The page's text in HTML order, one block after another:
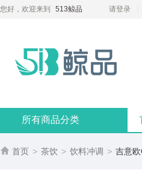
您好，欢迎来到 513鲸品 请登录
所有商品分类
 首页 > 茶饮 > 饮料冲调 > 吉意